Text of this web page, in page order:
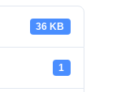
36 KB
1